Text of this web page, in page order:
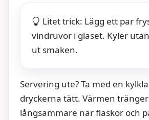
Litet trick: Lägg ett par
vindruvor i glaset. Kyler
ut smaken.
Servering ute? Ta med en
dryckerna tätt. Värmen
långsammare när flaskor och